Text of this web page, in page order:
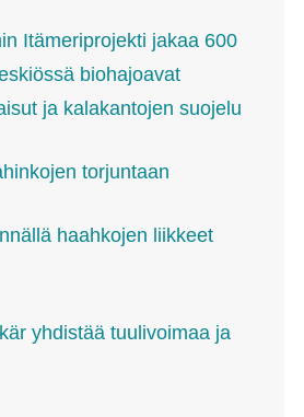
Itämeriprojekti jakaa 600
biohajoavat
ja kalakantojen suojelu
torjuntaan
haahkojen liikkeet
yhdistää tuulivoimaa ja